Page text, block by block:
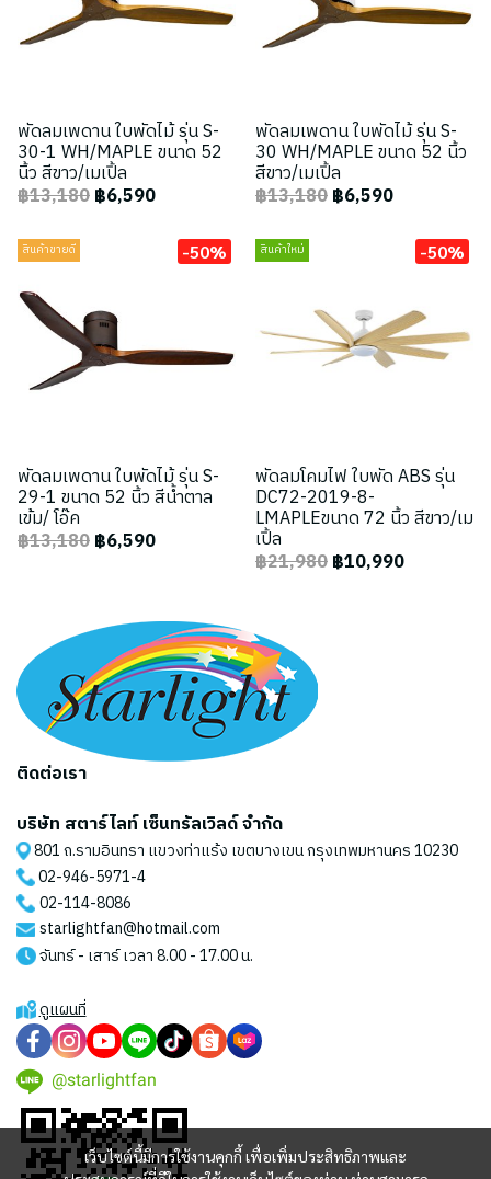
พัดลมเพดาน ใบพัดไม้ รุ่น S-
30-1 WH/MAPLE ขนาด 52
นิ้ว สีขาว/เมเปิ้ล
฿13,180฿6,590
พัดลมเพดาน ใบพัดไม้ รุ่น S-
30 WH/MAPLE ขนาด 52 นิ้ว
สีขาว/เมเปิ้ล
฿13,180฿6,590
สินค้าขายดี -50%
พัดลมเพดาน ใบพัดไม้ รุ่น S-
29-1 ขนาด 52 นิ้ว สีน้ำตาล
เข้ม/ โอ๊ค
฿13,180฿6,590
สินค้าใหม่ -50%
พัดลมโคมไฟ ใบพัด ABS รุ่น
DC72-2019-8-
LMAPLEขนาด 72 นิ้ว สีขาว/เม
เปิ้ล
฿21,980฿10,990
เว็บไซต์นี้มีการใช้งานคุกกี้ เพื่อเพิ่มประสิทธิภาพและ
ติดต่อเรา
บริษัท สตาร์ไลท์ เซ็นทรัลเวิลด์ จำกัด
801 ถ.รามอินทรา แขวงท่าแร้ง เขตบางเขน กรุงเทพมหานคร 10230
02-946-5971-4
02-114-8086
starlightfan@hotmail.com
จันทร์ - เสาร์ เวลา 8.00 - 17.00 น.
ดูแผนที่
@starlightfan